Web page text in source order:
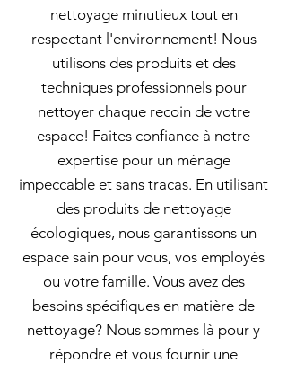
nettoyage minutieux tout en
respectant l'environnement! Nous
utilisons des produits et des
techniques professionnels pour
nettoyer chaque recoin de votre
espace! Faites confiance à notre
expertise pour un ménage
impeccable et sans tracas. En utilisant
des produits de nettoyage
écologiques, nous garantissons un
espace sain pour vous, vos employés
ou votre famille. Vous avez des
besoins spécifiques en matière de
nettoyage? Nous sommes là pour y
répondre et vous fournir une